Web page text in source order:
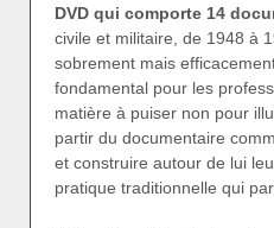
DVD qui comporte 14
civile et militaire, de 1948 à
sobrement mais
fondamental pour les
matière à puiser non pour
partir du documentaire
et construire autour de lui
pratique traditionnelle qui